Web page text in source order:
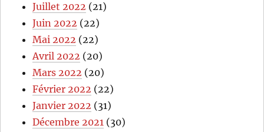
Juillet 2022 (21)
Juin 2022 (22)
Mai 2022 (22)
Avril 2022 (20)
Mars 2022 (20)
Février 2022 (22)
Janvier 2022 (31)
Décembre 2021 (30)